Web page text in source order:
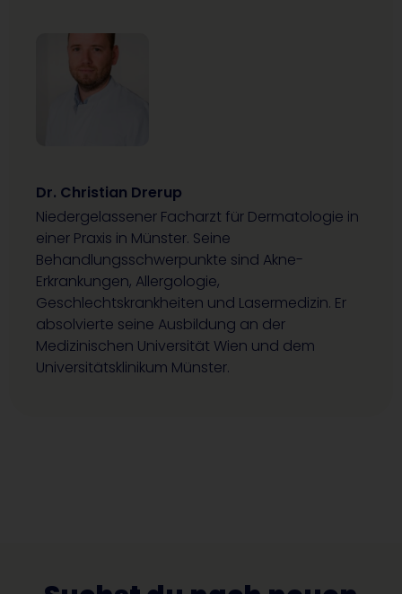
Dr. Christian Drerup
Niedergelassener Facharzt für Dermatologie in
einer Praxis in Münster. Seine
Behandlungsschwerpunkte sind Akne-
Erkrankungen, Allergologie,
Geschlechtskrankheiten und Lasermedizin. Er
absolvierte seine Ausbildung an der
Medizinischen Universität Wien und dem
Universitätsklinikum Münster.